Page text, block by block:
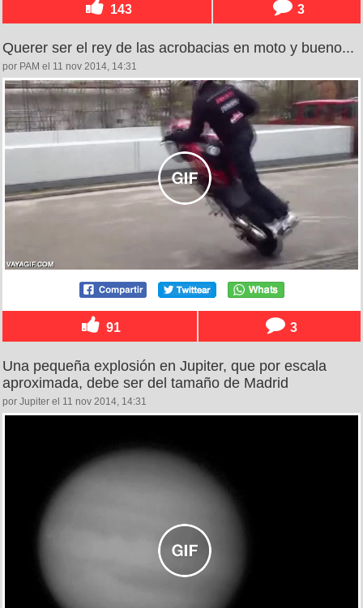
143 3
Querer ser el rey de las acrobacias en moto y bueno...
por PAM el 11 nov 2014, 14:31
91 3
Una pequeña explosión en Jupiter, que por escala
aproximada, debe ser del tamaño de Madrid
por Jupiter el 11 nov 2014, 14:31